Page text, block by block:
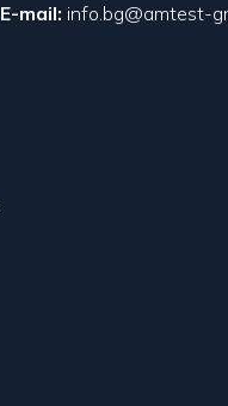
E-mail: info.bg@amtest-